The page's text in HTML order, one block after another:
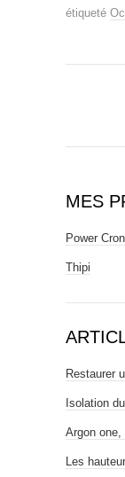
étiqueté
MES
Power Cron
Thipi
Restaurer
Isolation
Argon
Les